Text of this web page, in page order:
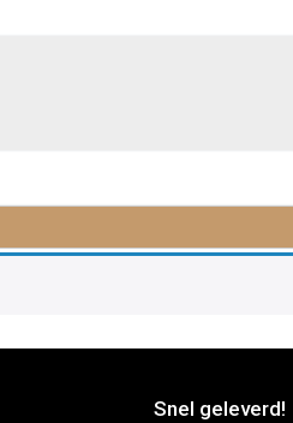
Snel geleverd!